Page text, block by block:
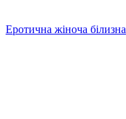
Еротична жіноча білизна